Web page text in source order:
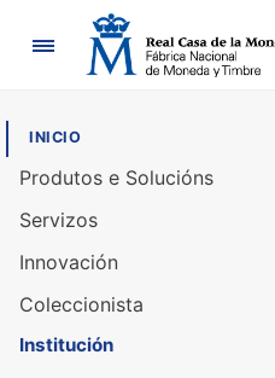
Navegación
INICIO
Produtos e Solucións
Servizos
Innovación
Coleccionista
Institución